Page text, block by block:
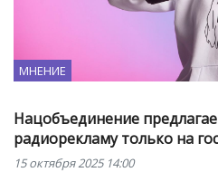
МНЕНИЕ
Нацобъединение
радиорекламу только на
15 октября 2025 14:00